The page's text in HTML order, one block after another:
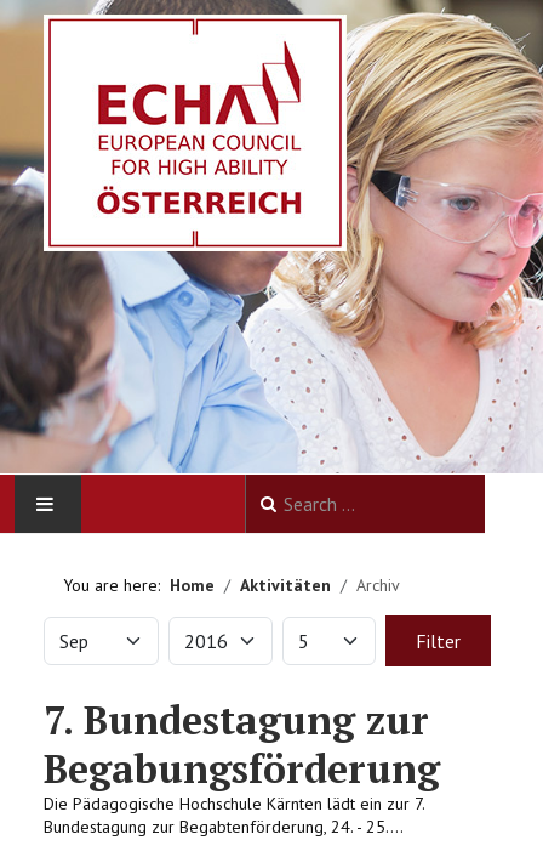
VEREIN
LITERATUREMPFEHLUNGEN
IMPRESSUM
You are here: Home Aktivitäten Archiv
Filters
Month Year Display # Filter
7. Bundestagung zur
Begabungsförderung
Die Pädagogische Hochschule Kärnten lädt ein zur 7.
Bundestagung zur Begabtenförderung, 24. - 25....